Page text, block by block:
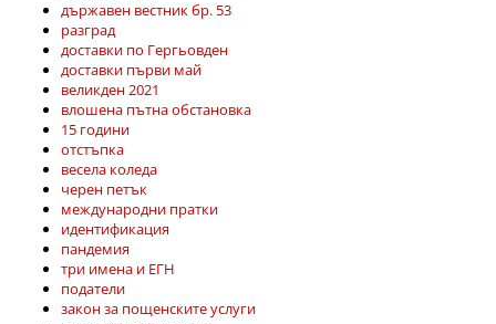
държавен вестник бр. 53
разград
доставки по Гергьовден
доставки първи май
великден 2021
влошена пътна обстановка
15 години
отстъпка
весела коледа
черен петък
международни пратки
идентификация
пандемия
три имена и ЕГН
податели
закон за пощенските услуги